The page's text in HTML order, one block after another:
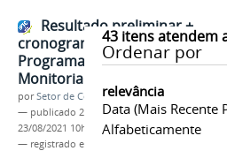
43itens atendem
Ordenar por
relevância
Data (mais Recente
Alfabeticamente
Resultado preliminar +
cronograma de entrevistas do
Programa Institucional de
Monitoria 2021/2
porSetor de Comunicação
— publicado 23/08/2021 —última
23/08/2021 10h09
— registrado em: